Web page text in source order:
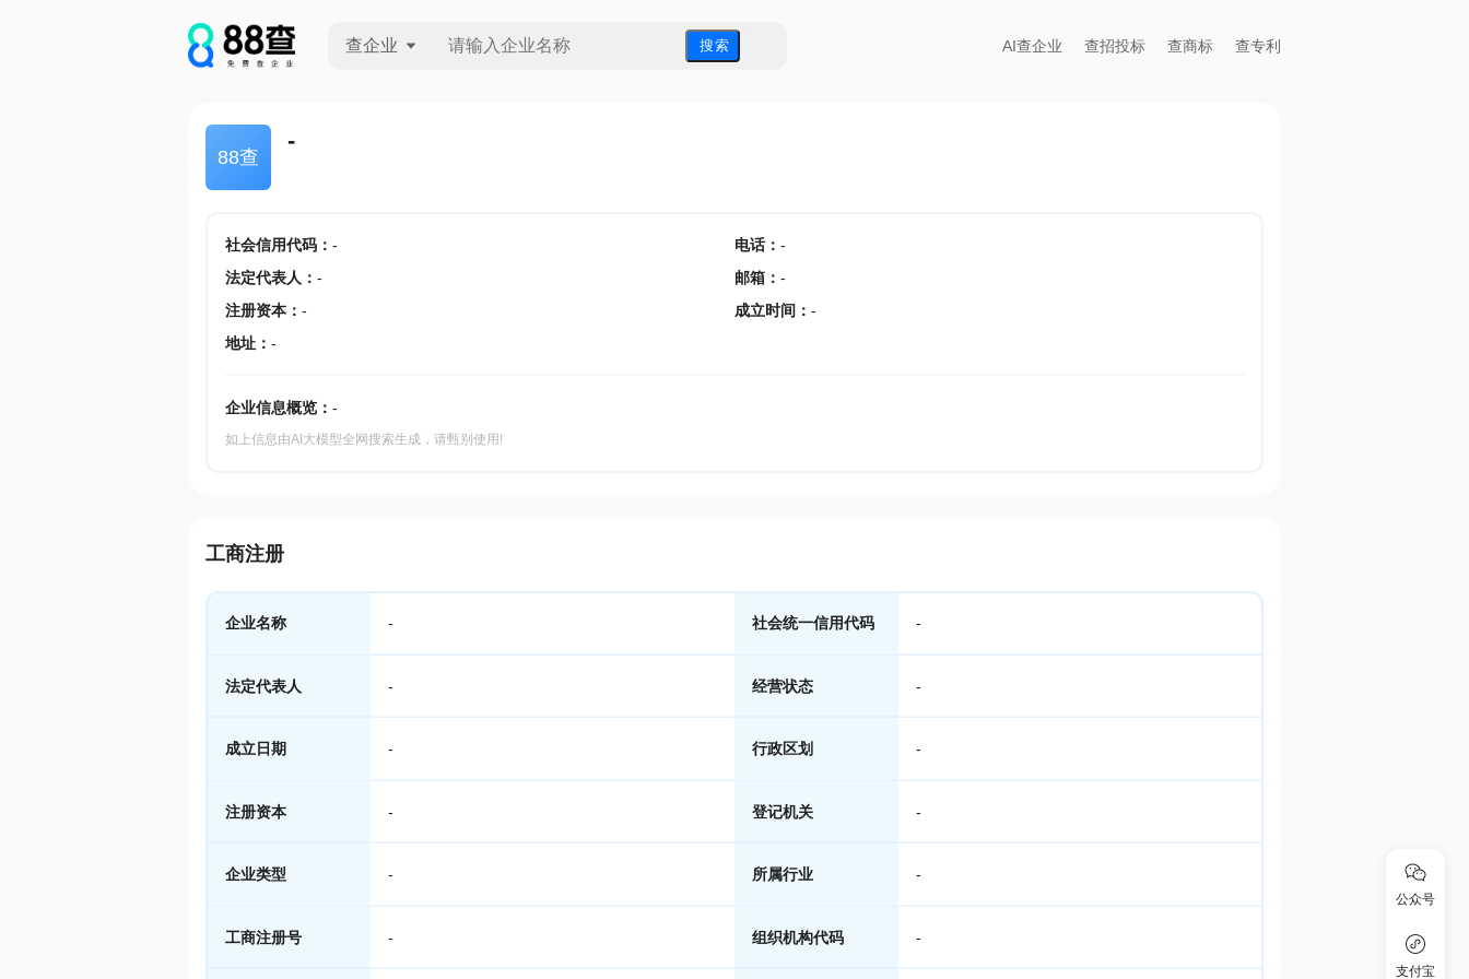
查企业 搜 索 AI查企业 查招投标 查商标 查专利
88查
-
社会信用代码： - 电话： -
法定代表人 ： - 邮箱 ： -
注册资本： - 成立时间 ： -
地址： -
企业信息概览： -
如上信息由AI大模型全网搜索生成，请甄别使用!
工商注册
企业名称 - 社会统一信用代码 -
法定代表人 - 经营状态 -
成立日期 - 行政区划 -
注册资本 - 登记机关 -
企业类型 - 所属行业 -
工商注册号 - 组织机构代码 -
公众号
支付宝